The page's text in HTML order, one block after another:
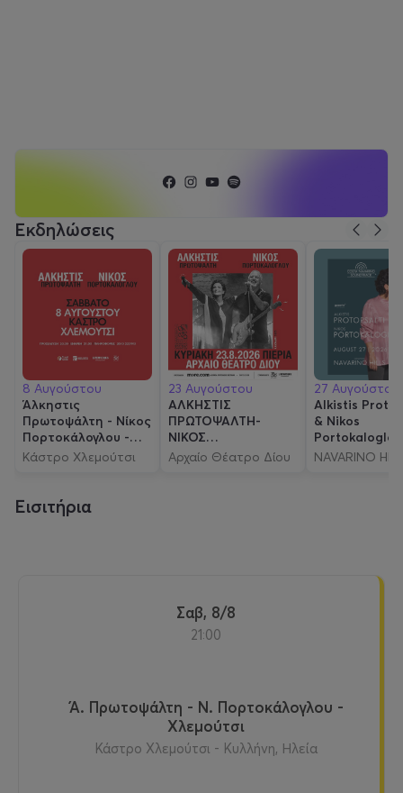
Εκδηλώσεις
8 Αυγούστου
Άλκηστις
Πρωτοψάλτη - Νίκος
Πορτοκάλογλου -
Κάστρο Χλεμούτσι
Κάστρο Χλεμούτσι
23 Αυγούστου
ΑΛΚΗΣΤΙΣ
ΠΡΩΤΟΨΑΛΤΗ-
ΝΙΚΟΣ
ΠΟΡΤΟΚΑΛΟΓΛΟΥ |
ΑΡΧΑΙΟ ΘΕΑΤΡΟ
Αρχαίο Θέατρο Δίου
27 Αυγούστου
Alkistis
& Nikos
Costa
NAVARINO
Εισιτήρια
Σαβ, 8/8
21:00
Ά. Πρωτοψάλτη - Ν. Πορτοκάλογλου -
Χλεμούτσι
Κάστρο Χλεμούτσι - Κυλλήνη, Ηλεία